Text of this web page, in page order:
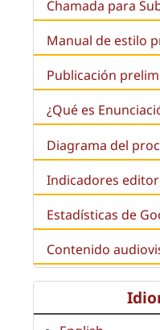
Chamada para
Manual de estilo
Publicación
¿Qué es
Diagrama del
Indicadores
Estadísticas de
Contenido